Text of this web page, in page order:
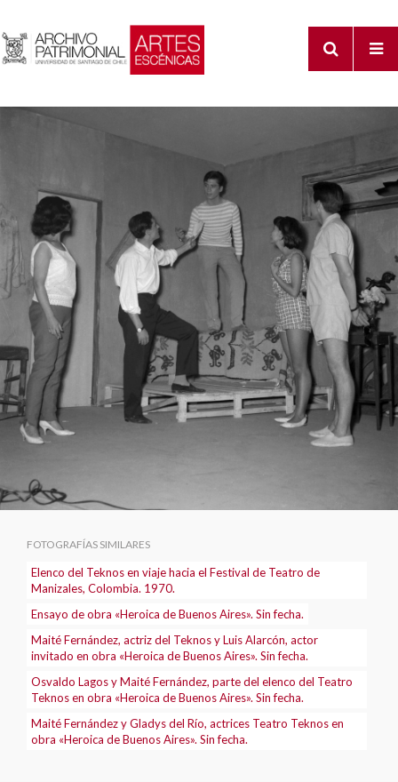
FOTOGRAFÍAS SIMILARES
Elenco del Teknos en viaje hacia el Festival de Teatro de
Manizales, Colombia. 1970.
Ensayo de obra «Heroica de Buenos Aires». Sin fecha.
Maité Fernández, actriz del Teknos y Luis Alarcón, actor
invitado en obra «Heroica de Buenos Aires». Sin fecha.
Osvaldo Lagos y Maité Fernández, parte del elenco del Teatro
Teknos en obra «Heroica de Buenos Aires». Sin fecha.
Maité Fernández y Gladys del Río, actrices Teatro Teknos en
obra «Heroica de Buenos Aires». Sin fecha.